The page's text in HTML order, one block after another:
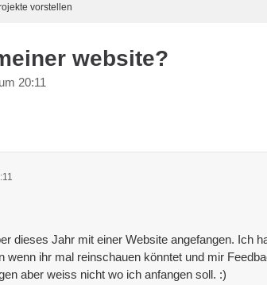
vorstellen
website?
20:11
dieses Jahr mit einer Website angefangen. Ich
wenn ihr mal reinschauen könntet und mir
aber weiss nicht wo ich anfangen soll. :)